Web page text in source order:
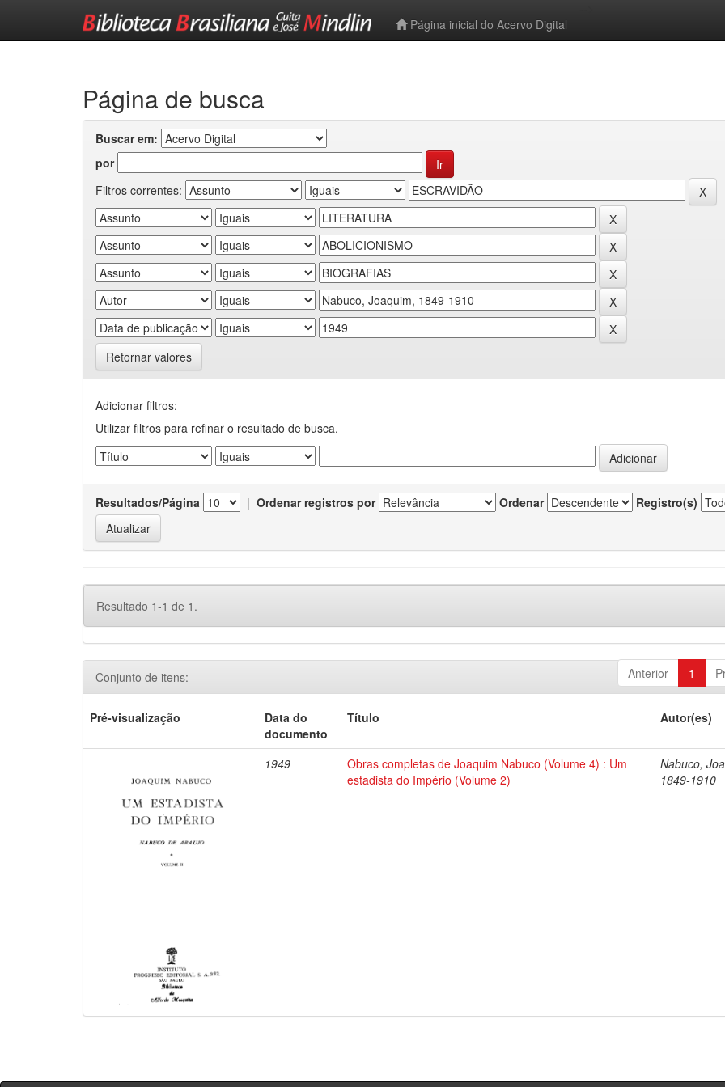
Página inicial do Acervo Digital
Página de busca
Buscar em:
por
Filtros correntes:
Retornar valores
Adicionar filtros:
Utilizar filtros para refinar o resultado de busca.
Resultados/Página | Ordenar registros por Ordenar Registro(s)
Resultado 1-1 de 1.
Anterior 1
Conjunto de itens:
Pré-visualização
Data do
documento
Título Autor(es)
1949
Obras completas de Joaquim Nabuco (Volume 4) : Um
estadista do Império (Volume 2)
Nabuco,
1849-1910